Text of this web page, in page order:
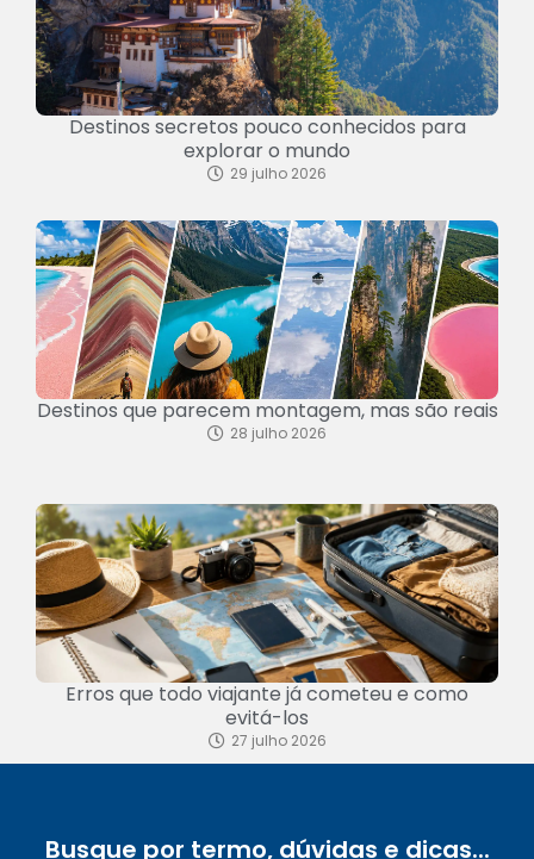
Destinos secretos pouco conhecidos para
explorar o mundo
29 julho 2026
Destinos que parecem montagem, mas são reais
28 julho 2026
Erros que todo viajante já cometeu e como
evitá-los
27 julho 2026
Busque por termo, dúvidas e dicas...